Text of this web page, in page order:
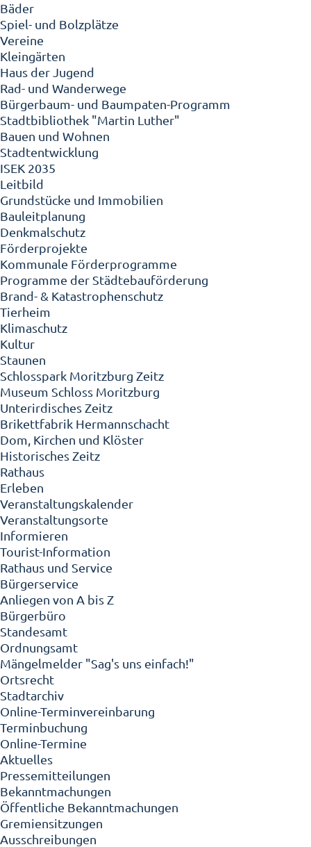
Bäder
Spiel- und Bolzplätze
Vereine
Kleingärten
Haus der Jugend
Rad- und Wanderwege
Bürgerbaum- und Baumpaten-Programm
Stadtbibliothek "Martin Luther"
Bauen und Wohnen
Stadtentwicklung
ISEK 2035
Leitbild
Grundstücke und Immobilien
Bauleitplanung
Denkmalschutz
Förderprojekte
Kommunale Förderprogramme
Programme der Städtebauförderung
Brand- & Katastrophenschutz
Tierheim
Klimaschutz
Kultur
Staunen
Schlosspark Moritzburg Zeitz
Museum Schloss Moritzburg
Unterirdisches Zeitz
Brikettfabrik Hermannschacht
Dom, Kirchen und Klöster
Historisches Zeitz
Rathaus
Erleben
Veranstaltungskalender
Veranstaltungsorte
Informieren
Tourist-Information
Rathaus und Service
Bürgerservice
Anliegen von A bis Z
Bürgerbüro
Standesamt
Ordnungsamt
Mängelmelder "Sag's uns einfach!"
Ortsrecht
Stadtarchiv
Online-Terminvereinbarung
Terminbuchung
Online-Termine
Aktuelles
Pressemitteilungen
Bekanntmachungen
Öffentliche Bekanntmachungen
Gremiensitzungen
Ausschreibungen